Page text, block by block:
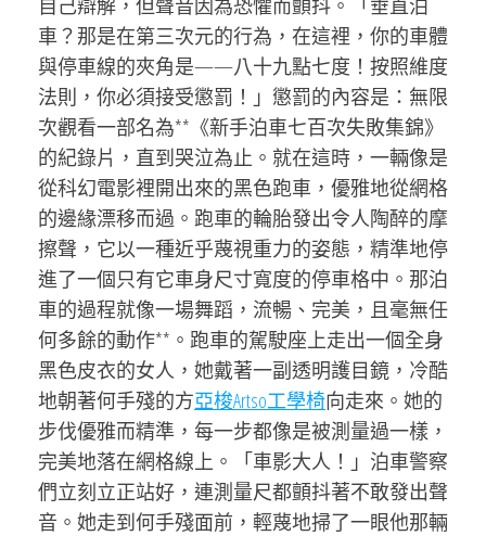
自己辯解，但聲音因為恐懼而顫抖。「垂直泊
車？那是在第三次元的行為，在這裡，你的車體
與停車線的夾角是——八十九點七度！按照維度
法則，你必須接受懲罰！」懲罰的內容是：無限
次觀看一部名為**《新手泊車七百次失敗集錦》
的紀錄片，直到哭泣為止。就在這時，一輛像是
從科幻電影裡開出來的黑色跑車，優雅地從網格
的邊緣漂移而過。跑車的輪胎發出令人陶醉的摩
擦聲，它以一種近乎蔑視重力的姿態，精準地停
進了一個只有它車身尺寸寬度的停車格中。那泊
車的過程就像一場舞蹈，流暢、完美，且毫無任
何多餘的動作**。跑車的駕駛座上走出一個全身
黑色皮衣的女人，她戴著一副透明護目鏡，冷酷
地朝著何手殘的方亞梭Artso工學椅向走來。她的
步伐優雅而精準，每一步都像是被測量過一樣，
完美地落在網格線上。「車影大人！」泊車警察
們立刻立正站好，連測量尺都顫抖著不敢發出聲
音。她走到何手殘面前，輕蔑地掃了一眼他那輛